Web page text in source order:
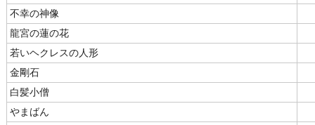
不幸の神像
龍宮の蓮の花
若いヘクレスの人形
金剛石
白髪小僧
やまばん